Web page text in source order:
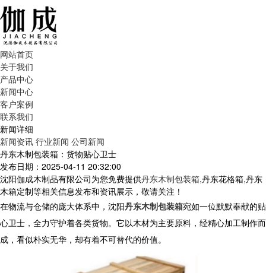
网站首页
关于我们
产品中心
新闻中心
客户案例
联系我们
新闻详细
新闻资讯 行业新闻 公司新闻
丹东木制包装箱：货物贴心卫士
发布日期：2025-04-11 20:32:00
沈阳伽成木制品有限公司为您免费提供丹东木制包装箱,丹东花格箱,丹东
木箱定制等相关信息发布和资讯展示，敬请关注！
在物流与仓储的庞大体系中，沈阳丹东木制包装箱宛如一位默默奉献的贴
心卫士，全力守护着各类货物。它以木材为主要原料，经精心加工制作而
成，看似朴实无华，却有着不可替代的价值。